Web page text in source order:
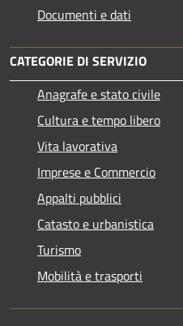
Documenti e dati
CATEGORIE DI SERVIZIO
Anagrafe e stato civile
Cultura e tempo libero
Vita lavorativa
Imprese e Commercio
Appalti pubblici
Catasto e urbanistica
Turismo
Mobilità e trasporti